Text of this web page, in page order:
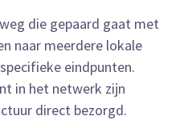
die gepaard gaat met
naar meerdere lokale
eindpunten.
in het netwerk zijn
direct bezorgd.